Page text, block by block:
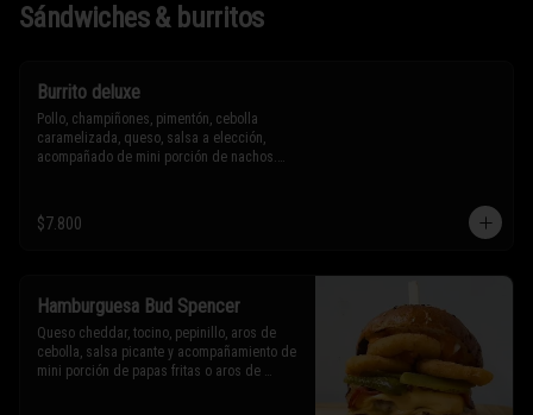
Sándwiches & burritos
Burrito deluxe
Pollo, champiñones, pimentón, cebolla
caramelizada, queso, salsa a elección,
acompañado de mini porción de nachos.
* Los ingredientes no son intercambiables.
Sólo puedes solicitar eliminar un
$7.800
Hamburguesa Bud Spencer
Queso cheddar, tocino, pepinillo, aros de
cebolla, salsa picante y acompañamiento de
mini porción de papas fritas o aros de